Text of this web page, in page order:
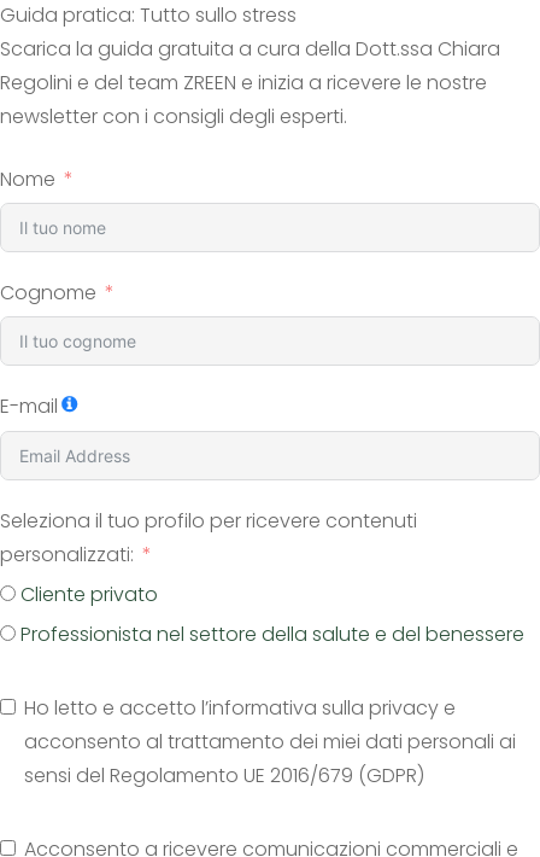
Guida pratica: Tutto sullo stress
Scarica la guida gratuita a cura della Dott.ssa Chiara
Regolini e del team ZREEN e inizia a ricevere le nostre
newsletter con i consigli degli esperti.
Nome
Cognome
E-mail
Seleziona il tuo profilo per ricevere contenuti
personalizzati:
Cliente privato
Professionista nel settore della salute e del benessere
Ho letto e accetto l’informativa sulla privacy e
acconsento al trattamento dei miei dati personali ai
sensi del Regolamento UE 2016/679 (GDPR)
Acconsento a ricevere comunicazioni commerciali e